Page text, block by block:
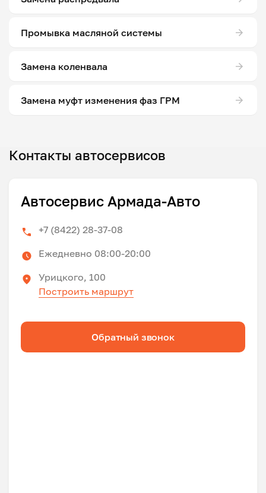
Промывка масляной системы
Замена коленвала
Замена муфт изменения фаз ГРМ
Контакты автосервисов
Автосервис Армада-Авто
+7 (8422) 28-37-08
Ежедневно 08:00-20:00
Урицкого, 100
Построить маршрут
Обратный звонок